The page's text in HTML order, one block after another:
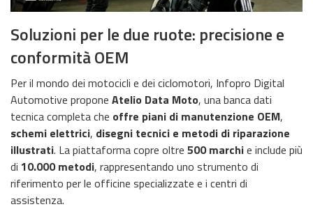
Soluzioni per le due ruote: precisione e
conformità OEM
Per il mondo dei motocicli e dei ciclomotori, Infopro Digital
Automotive propone Atelio Data Moto, una banca dati
tecnica completa che offre piani di manutenzione OEM,
schemi elettrici, disegni tecnici e metodi di riparazione
illustrati. La piattaforma copre oltre 500 marchie include più
di 10.000 metodi, rappresentando uno strumento di
riferimento per le officine specializzate e i centri di
assistenza.